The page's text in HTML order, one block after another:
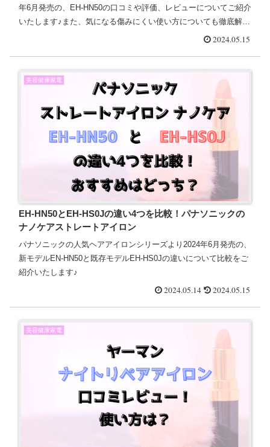
年6月発売の、EH-HN50の口コミや評価、レビューについてご紹介
いたします♪また、気になる傷みにくい使い方についても徹底解説
2024.05.15
美容健康家電
EH-HN50とEH-HS0Jの違い4つを比較！パナソニックの
ナノケアストレートアイロン
パナソニックの人気ヘアアイロンシリーズより2024年6月発売の、
新モデルEN-HN50と既存モデルEH-HS0Jの違いについて比較をご
紹介いたします♪
2024.05.14 2024.05.15
美容健康家電